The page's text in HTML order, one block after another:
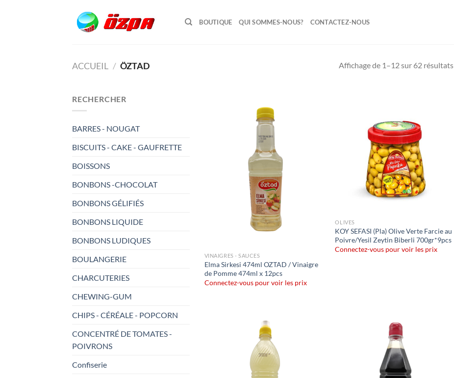
BOUTIQUE QUI SOMMES-NOUS? CONTACTEZ-NOUS
ACCUEIL / ÖZTAD Affichage de 1–12 sur 62 résultats
RECHERCHER
BARRES - NOUGAT
BISCUITS - CAKE - GAUFRETTE
BOISSONS
BONBONS -CHOCOLAT
BONBONS GÉLIFIÉS
BONBONS LIQUIDE
BONBONS LUDIQUES
BOULANGERIE
CHARCUTERIES
CHEWING-GUM
CHIPS - CÉRÉALE - POPCORN
CONCENTRÉ DE TOMATES -
POIVRONS
Confiserie
VINAIGRES - SAUCES
Elma Sirkesi 474ml OZTAD / Vinaigre
de Pomme 474ml x 12pcs
Connectez-vous pour voir les prix
OLIVES
KOY SEFASI (Pla) Olive Verte Farcie au
Poivre/Yesil Zeytin Biberli 700gr*9pcs
Connectez-vous pour voir les prix